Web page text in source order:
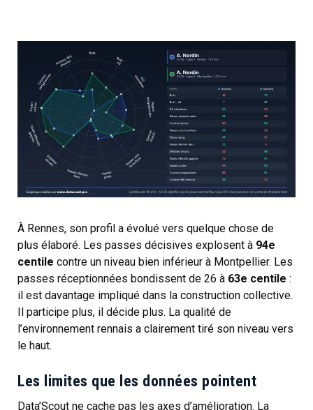
À Rennes, son profil a évolué vers quelque chose de
plus élaboré. Les passes décisives explosent à 94e
centile contre un niveau bien inférieur à Montpellier. Les
passes réceptionnées bondissent de 26 à 63e centile :
il est davantage impliqué dans la construction collective.
Il participe plus, il décide plus. La qualité de
l’environnement rennais a clairement tiré son niveau vers
le haut.
Les limites que les données pointent
Data’Scout ne cache pas les axes d’amélioration. La